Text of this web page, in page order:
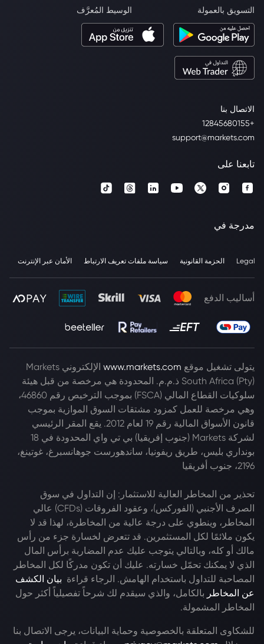
الاتصال بنا
+12845680155
support@markets.com
التسويق بالعمولة الوسيط المُعرَّف
تابعنا على
مدرجة في
Legal الحزمة القانونية سياسة ملفات تعريف الارتباط الأمان عبر الإنترنت
أساليب الدفع
يتولى تشغيل موقع www.markets.com
الإلكتروني Markets
South Africa (Pty) ذ.م.م. المحدودة هي مرخصة من قبل هيئة
سلوكيات القطاع المالي (FSCA) بموجب الترخيص رقم 46860،
وهي مرخصة للعمل كمزود مشتقات السوق الموازية بموجب
قانون الأسواق المالية رقم 19 لعام 2012. يقع المقر الرئيسي
لشركة Markets (جنوب إفريقيا) بي تي واي المحدودة في 18
بونداري بليس، طريق ريفونيا، ساندهورست جوهانسبرغ، غوتينغ،
2196، جنوب أفريقيا
تحذير من المخاطر العالية للاستثمار: إن التداول في سوق
الصرف الأجنبي (الفوركس)، وعقود الفروقات (CFDs) عالي
المخاطر، وينطوي على درجة عالية من المخاطرة، لهذا قد لا
يكون ملائمًا لكل المستثمرين. قد تتعرض لخسارة جزء من رأس
مالك أو كله، وبالتالي يتوجب عليك عدم المضاربة برأس المال
الذي لا يمكنك تحمّل خسارته. عليك أن تكون مدركًا لكل المخاطر
المصاحبة للتداول باستخدام الهامش. الرجاء قراءة بيان الكشف
عن المخاطر بالكامل، والذي سيقدم لك شرحاً تفصيلياً أكثر حول
المخاطر المشمولة.
للشكاوى المتعلقة بالخصوصية وحماية البيانات، يرجى الاتصال بنا